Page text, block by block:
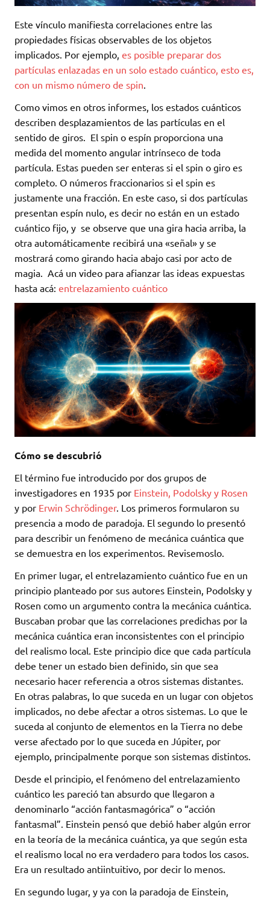
Este vínculo manifiesta correlaciones entre las
propiedades físicas observables de los objetos
implicados. Por ejemplo, es posible preparar dos
partículas enlazadas en un solo estado cuántico, esto es,
con un mismo número de spin.
Como vimos en otros informes, los estados cuánticos
describen desplazamientos de las partículas en el
sentido de giros. El spin o espín proporciona una
medida del momento angular intrínseco de toda
partícula. Estas pueden ser enteras si el spin o giro es
completo. O números fraccionarios si el spin es
justamente una fracción. En este caso, si dos partículas
presentan espín nulo, es decir no están en un estado
cuántico fijo, y se observe que una gira hacia arriba, la
otra automáticamente recibirá una «señal» y se
mostrará como girando hacia abajo casi por acto de
magia. Acá un video para afianzar las ideas expuestas
hasta acá: entrelazamiento cuántico
Cómo se descubrió
El término fue introducido por dos grupos de
investigadores en 1935 por Einstein, Podolsky y Rosen
y por Erwin Schrödinger. Los primeros formularon su
presencia a modo de paradoja. El segundo lo presentó
para describir un fenómeno de mecánica cuántica que
se demuestra en los experimentos. Revisemoslo.
En primer lugar, el entrelazamiento cuántico fue en un
principio planteado por sus autores Einstein, Podolsky y
Rosen como un argumento contra la mecánica cuántica.
Buscaban probar que las correlaciones predichas por la
mecánica cuántica eran inconsistentes con el principio
del realismo local. Este principio dice que cada partícula
debe tener un estado bien definido, sin que sea
necesario hacer referencia a otros sistemas distantes.
En otras palabras, lo que suceda en un lugar con objetos
implicados, no debe afectar a otros sistemas. Lo que le
suceda al conjunto de elementos en la Tierra no debe
verse afectado por lo que suceda en Júpiter, por
ejemplo, principalmente porque son sistemas distintos.
Desde el principio, el fenómeno del entrelazamiento
cuántico les pareció tan absurdo que llegaron a
denominarlo “acción fantasmagórica” o “acción
fantasmal”. Einstein pensó que debió haber algún error
en la teoría de la mecánica cuántica, ya que según esta
el realismo local no era verdadero para todos los casos.
Era un resultado antiintuitivo, por decir lo menos.
En segundo lugar, y ya con la paradoja de Einstein,